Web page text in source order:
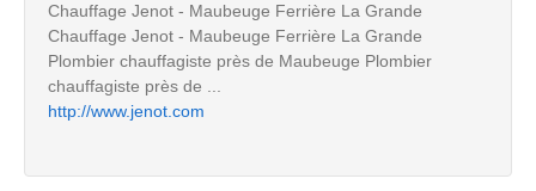
Chauffage Jenot - Maubeuge Ferrière La Grande
Chauffage Jenot - Maubeuge Ferrière La Grande
Plombier chauffagiste près de Maubeuge Plombier
chauffagiste près de ...
http://www.jenot.com